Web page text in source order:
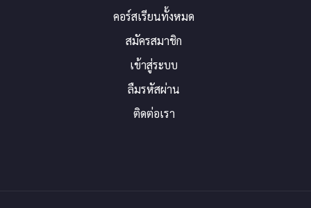
คอร์สเรียนทั้งหมด
สมัครสมาชิก
เข้าสู่ระบบ
ลืมรหัสผ่าน
ติดต่อเรา